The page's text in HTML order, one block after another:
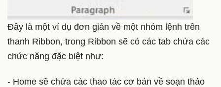
Đây là một ví dụ đơn giản về một nhóm lệnh trên
thanh Ribbon, trong Ribbon sẽ có các tab chứa các
chức năng đặc biệt như:
- Home sẽ chứa các thao tác cơ bản về soạn thảo